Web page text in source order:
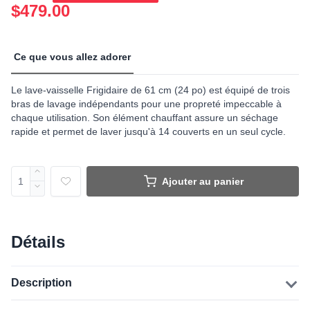
$479.00
Ce que vous allez adorer
Le lave-vaisselle Frigidaire de 61 cm (24 po) est équipé de trois
bras de lavage indépendants pour une propreté impeccable à
chaque utilisation. Son élément chauffant assure un séchage
rapide et permet de laver jusqu'à 14 couverts en un seul cycle.
Ajouter au panier
Détails
Description